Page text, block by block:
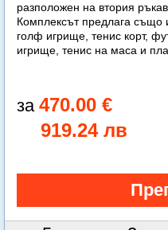
разположен на втория
Комплексът предлага също
голф игрище, тенис корт,
игрище, тенис на маса и
470.00 €
919.24 лв